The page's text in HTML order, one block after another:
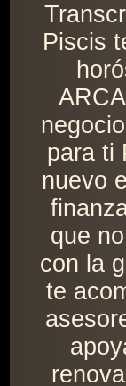
Piscis
para ti
nuevo
que
con la
te